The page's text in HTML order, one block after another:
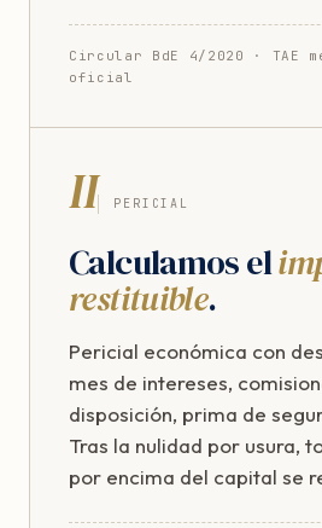
Circular BdE 4/2020 · TAE
oficial
II PERICIAL
Calculamos el
restituible.
Pericial económica con
mes de intereses,
disposición, prima de
Tras la nulidad por usura,
por encima del capital se